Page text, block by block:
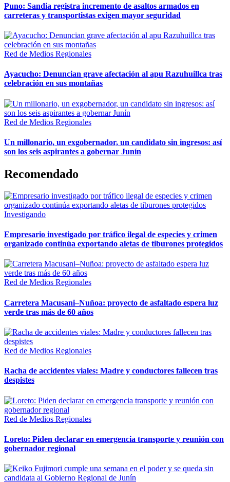
Puno: Sandia registra incremento de asaltos armados en
carreteras y transportistas exigen mayor seguridad
Red de Medios Regionales
Ayacucho: Denuncian grave afectación al apu Razuhuillca tras
celebración en sus montañas
Red de Medios Regionales
Un millonario, un exgobernador, un candidato sin ingresos: así
son los seis aspirantes a gobernar Junín
Recomendado
Investigando
Empresario investigado por tráfico ilegal de especies y crimen
organizado continúa exportando aletas de tiburones protegidos
Red de Medios Regionales
Carretera Macusani–Nuñoa: proyecto de asfaltado espera luz
verde tras más de 60 años
Red de Medios Regionales
Racha de accidentes viales: Madre y conductores fallecen tras
despistes
Red de Medios Regionales
Loreto: Piden declarar en emergencia transporte y reunión con
gobernador regional